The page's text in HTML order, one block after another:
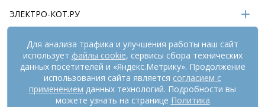
ЭЛЕКТРО-КОТ.РУ
ИНФОРМАЦИЯ
РЕКВИЗИТЫ
На информационном ресурсе применяются
Для анализа трафика и улучшения работы наш сайт
использует файлы cookie, сервисы сбора технических
данных посетителей и «Яндекс.Метрику». Продолжение
использования сайта является согласием с
применением данных технологий. Подробности вы
можете узнать на странице Политика